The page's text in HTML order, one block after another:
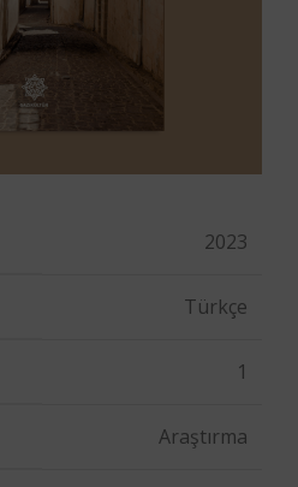
2023
Türkçe
1
Araştırma